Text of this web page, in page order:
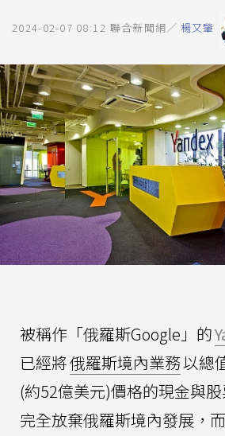
2024-02-07 08:12 聯合新聞網／ 楊又肇
被稱作「俄羅斯Google」的
已經將俄羅斯境內業務以總
(約52億美元)價格的現金與
完全放棄俄羅斯境內發展，